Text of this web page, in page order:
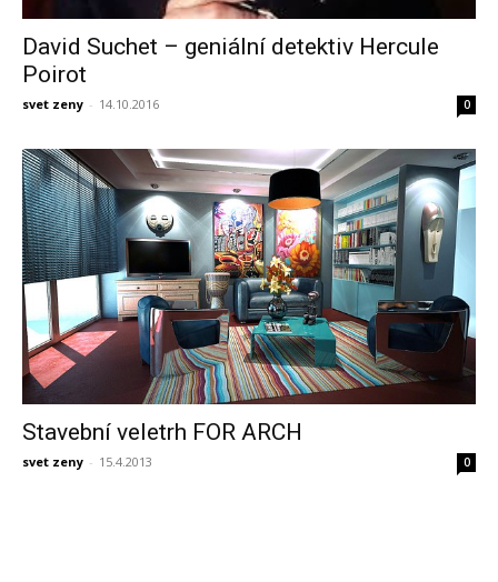
David Suchet – geniální detektiv Hercule
Poirot
svet zeny - 14.10.2016 0
Stavební veletrh FOR ARCH
svet zeny - 15.4.2013 0